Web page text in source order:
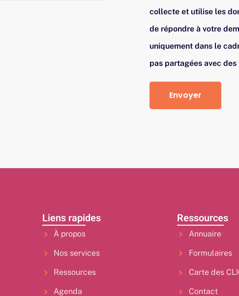
collecte et utilise les
de répondre à votre
uniquement dans le
pas partagées avec
Envoyer
Liens rapides
À propos
Nos services
Ressources
Agenda
Ressources
Annuaire
Formulaires
Carte des
Contact